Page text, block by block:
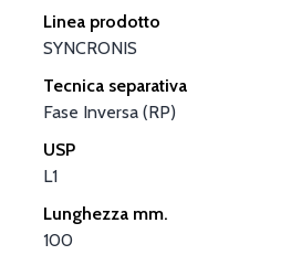
Linea prodotto
SYNCRONIS
Tecnica separativa
Fase Inversa (RP)
USP
L1
Lunghezza mm.
100